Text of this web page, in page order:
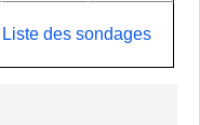
Liste des sondages